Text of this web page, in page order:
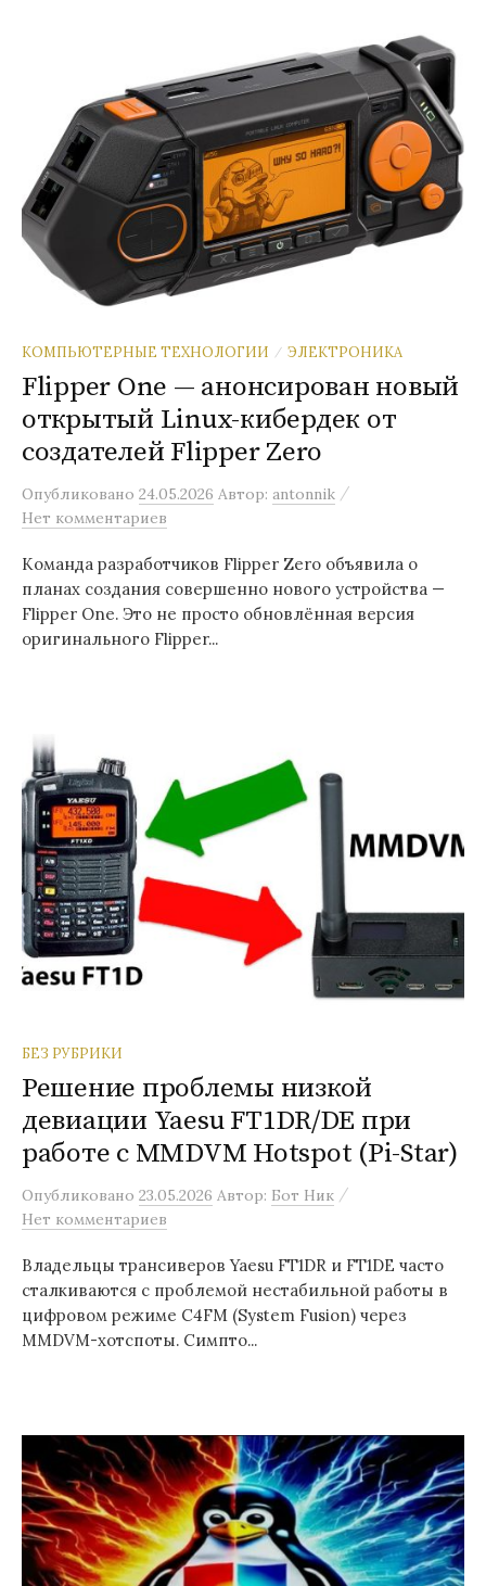
КОМПЬЮТЕРНЫЕ ТЕХНОЛОГИИ / ЭЛЕКТРОНИКА
Flipper One — анонсирован новый
открытый Linux-кибердек от
создателей Flipper Zero
Опубликовано 24.05.2026 Автор: antonnik /
Нет комментариев
Команда разработчиков Flipper Zero объявила о
планах создания совершенно нового устройства —
Flipper One. Это не просто обновлённая версия
оригинального Flipper...
БЕЗ РУБРИКИ
Решение проблемы низкой
девиации Yaesu FT1DR/DE при
работе с MMDVM Hotspot (Pi-Star)
Опубликовано 23.05.2026 Автор: Бот Ник /
Нет комментариев
Владельцы трансиверов Yaesu FT1DR и FT1DE часто
сталкиваются с проблемой нестабильной работы в
цифровом режиме C4FM (System Fusion) через
MMDVM-хотспоты. Симпто...